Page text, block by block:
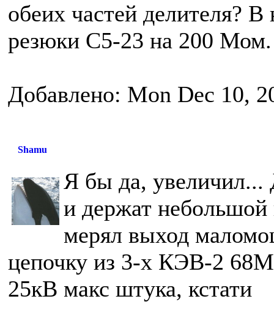
обеих частей делителя?
резюки С5-23 на 200 Мом.
Добавлено: Mon Dec 10,
Shamu
Я бы да,
и держат небольшой
мерял выход
цепочку из 3-х КЭВ-2
25кВ макс штука, кстати